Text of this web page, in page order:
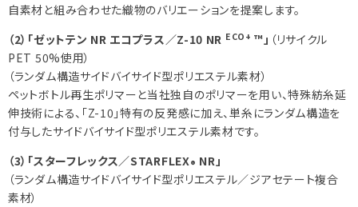
自素材と組み合わせた織物のバリエーションを提案します。
（2）「ゼットテン NR エコプラス／Z-10 NR ECO+ ™」 （リサイクル
PET 50%使用）
（ランダム構造サイドバイサイド型ポリエステル素材）
ペットボトル再生ポリマーと当社独自のポリマーを用い、特殊紡糸延
伸技術による、「Z-10」特有の反発感に加え、単糸にランダム構造を
付与したサイドバイサイド型ポリエステル素材です。
（3）「スターフレックス／STARFLEX® NR」
（ランダム構造サイドバイサイド型ポリエステル／ジアセテート複合
素材）